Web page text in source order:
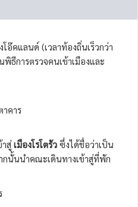
อ๊คแลนด์ (เวลาท้องถิ่นเร็วกว่า
ธีการตรวจคนเข้าเมืองและ
คาร
สู่ เมืองโรโตรัว ซึ่งได้ชื่อว่าเป็น
กนั้นนำคณะเดินทางเข้าสู่ที่พัก